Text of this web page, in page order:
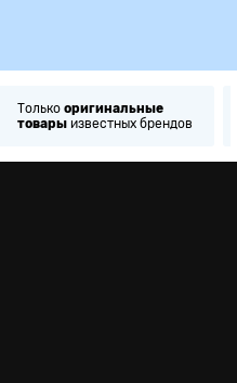
Примеркаи
при получении